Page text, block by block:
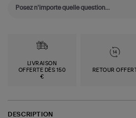
LIVRAISON
OFFERTE DÈS 150
€
RETOUR OFFERT
DESCRIPTION